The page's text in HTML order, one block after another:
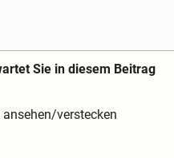
Sie in diesem Beitrag
ansehen/verstecken